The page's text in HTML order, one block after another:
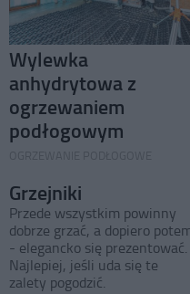
Wylewka
anhydrytowa z
ogrzewaniem
podłogowym
Grzejniki
Przede wszystkim powinny
dobrze grzać, a dopiero
- elegancko się prezentować.
Najlepiej, jeśli uda się te
zalety pogodzić.